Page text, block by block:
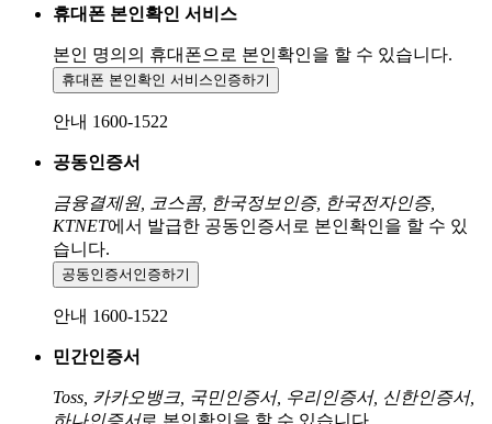
휴대폰 본인확인 서비스
본인 명의의 휴대폰으로 본인확인을 할 수 있습니다.
휴대폰 본인확인 서비스인증하기
안내 1600-1522
공동인증서
금융결제원, 코스콤, 한국정보인증, 한국전자인증,
KTNET에서 발급한 공동인증서로 본인확인을 할 수 있
습니다.
공동인증서 인증하기
안내 1600-1522
민간인증서
Toss, 카카오뱅크, 국민인증서, 우리인증서, 신한인증서,